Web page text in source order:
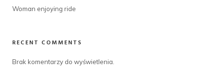
Woman enjoying ride
RECENT COMMENTS
Brak komentarzy do wyświetlenia.